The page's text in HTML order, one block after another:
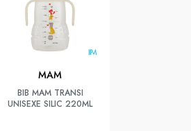
MAM
BIB MAM TRANSI
UNISEXE SILIC 220ML